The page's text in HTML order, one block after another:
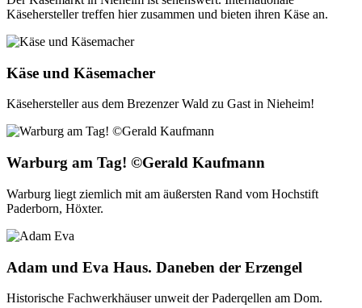
Käsehersteller treffen hier zusammen und bieten ihren Käse an.
Käse und Käsemacher
Käsehersteller aus dem Brezenzer Wald zu Gast in Nieheim!
Warburg am Tag! ©Gerald Kaufmann
Warburg liegt ziemlich mit am äußersten Rand vom Hochstift
Paderborn, Höxter.
Adam und Eva Haus. Daneben der Erzengel
Historische Fachwerkhäuser unweit der Paderqellen am Dom.